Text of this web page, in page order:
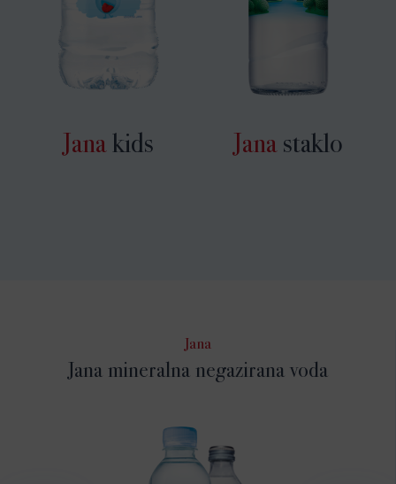
Janakids Janastaklo
Jana
Jana mineralna negazirana voda